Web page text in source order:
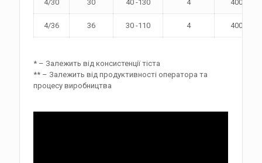
4/30 30 40 -130 4 400
4/36 36 30 -110 4 400
* – Залежить від консистенції тіста
** – Залежить від продуктивності оператора та
процесу виробництва